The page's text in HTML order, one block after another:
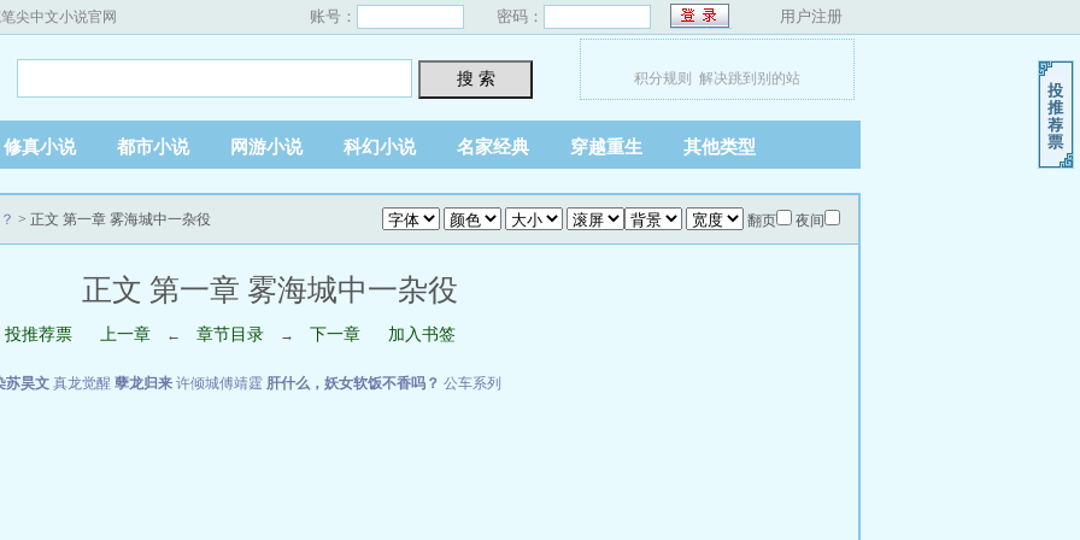
尖中文小说官网 账号： 密码： 用户注册
搜 索 积分规则 解决跳到别的站
修真小说 都市小说 网游小说 科幻小说 名家经典 穿越重生 其他类型
翻页 夜间
> 正文 第一章 雾海城中一杂役
正文 第一章 雾海城中一杂役
投推荐票 上一章 ← 章节目录 → 下一章 加入书签
苏昊文 真龙觉醒 孽龙归来 许倾城傅靖霆 肝什么，妖女软饭不香吗？ 公车系列